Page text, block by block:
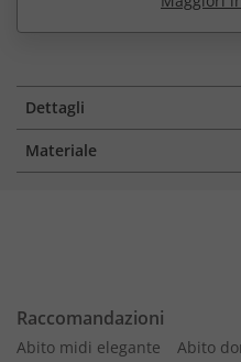
Dettagli
Materiale
Raccomandazioni
Abito midi elegante
Abito